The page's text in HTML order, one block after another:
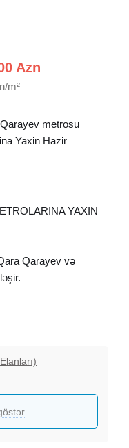
Azn
m²
metrosu
Yaxin Hazir
YAXIN
Qarayev və